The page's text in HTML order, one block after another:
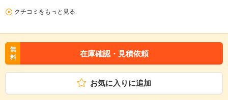
クチコミをもっと見る
無
料
在庫確認・見積依頼
お気に入りに追加